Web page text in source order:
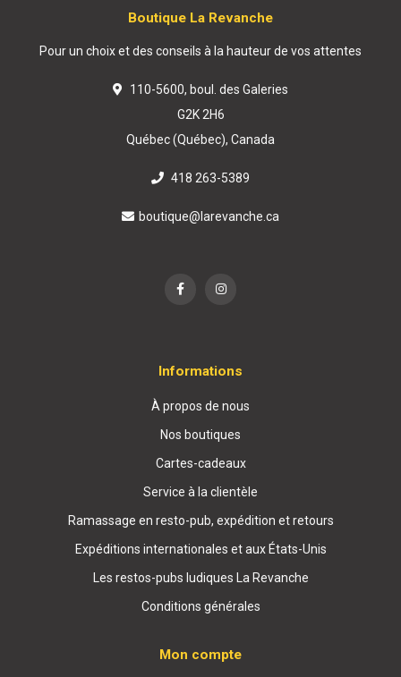
Boutique La Revanche
Pour un choix et des conseils à la hauteur de vos attentes
110-5600, boul. des Galeries
G2K 2H6
Québec (Québec), Canada
418 263-5389
boutique@larevanche.ca
Informations
À propos de nous
Nos boutiques
Cartes-cadeaux
Service à la clientèle
Ramassage en resto-pub, expédition et retours
Expéditions internationales et aux États-Unis
Les restos-pubs ludiques La Revanche
Conditions générales
Mon compte